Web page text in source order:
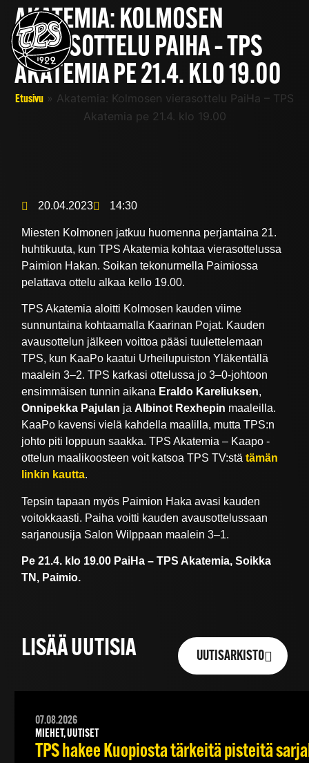
AKATEMIA: KOLMOSEN
VIERASOTTELU PAIHA – TPS
AKATEMIA PE 21.4. KLO 19.00
Etusivu » Akatemia: Kolmosen vierasottelu PaiHa – TPS
Akatemia pe 21.4. klo 19.00
20.04.2023 14:30
Miesten Kolmonen jatkuu huomenna perjantaina 21.
huhtikuuta, kun TPS Akatemia kohtaa vierasottelussa
Paimion Hakan. Soikan tekonurmella Paimiossa
pelattava ottelu alkaa kello 19.00.
TPS Akatemia aloitti Kolmosen kauden viime
sunnuntaina kohtaamalla Kaarinan Pojat. Kauden
avausottelun jälkeen voittoa pääsi tuulettelemaan
TPS, kun KaaPo kaatui Urheilupuiston Yläkentällä
maalein 3–2. TPS karkasi ottelussa jo 3–0-johtoon
ensimmäisen tunnin aikana Eraldo Kareliuksen,
Onnipekka Pajulan ja Albinot Rexhepin maaleilla.
KaaPo kavensi vielä kahdella maalilla, mutta TPS:n
johto piti loppuun saakka. TPS Akatemia – Kaapo -
ottelun maalikoosteen voit katsoa TPS TV:stätämän
linkin kautta.
Tepsin tapaan myös Paimion Haka avasi kauden
voitokkaasti. Paiha voitti kauden avausottelussaan
sarjanousija Salon Wilppaan maalein 3–1.
Pe 21.4. klo 19.00 PaiHa – TPS Akatemia, Soikka
TN, Paimio.
LISÄÄ UUTISIA UUTISARKISTO
07.08.2026
MIEHET, UUTISET
TPS hakee Kuopiosta tärkeitä pisteitä